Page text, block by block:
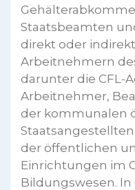
Staatsbeamten
direkt oder
Arbeitnehmern
darunter die CFL-
Arbeitnehmer,
der kommunalen
der öffentlichen
Einrichtungen im
Bildungswesen.